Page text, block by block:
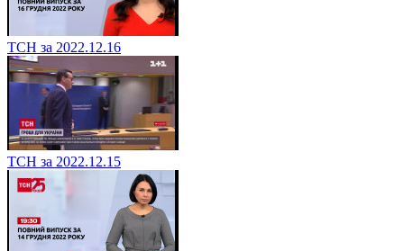
ТСН за 2022.12.16
ТСН за 2022.12.15